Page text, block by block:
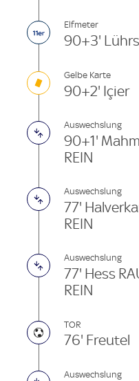
Elfmeter
90+3'
Gelbe Karte
90+2' Içier
Auswechslung
90+1'
REIN
Auswechslung
77'
REIN
Auswechslung
77' Hess
REIN
TOR
76' Freutel
Auswechslung